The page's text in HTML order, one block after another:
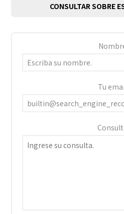
CONSULTAR SOBRE
Tu